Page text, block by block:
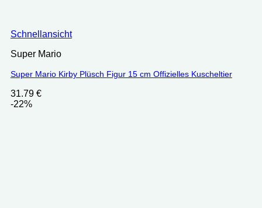
Schnellansicht
Super Mario
Super Mario Kirby Plüsch Figur 15 cm Offizielles Kuscheltier
31.79 €
-22%